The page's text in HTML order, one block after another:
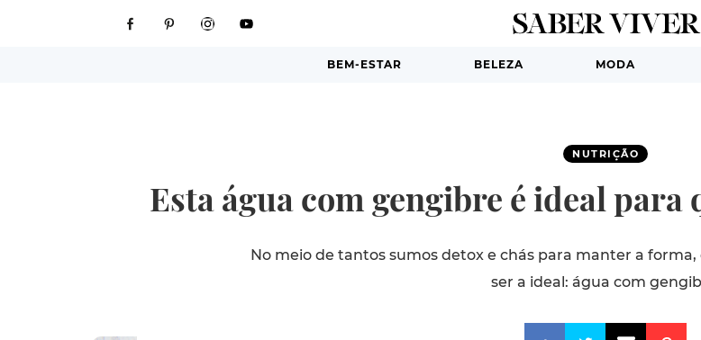
BEM-ESTAR BELEZA MODA
NUTRIÇÃO
Esta água com gengibre é ideal para
No meio de tantos sumos detox e chás para manter a
ser a ideal: água com